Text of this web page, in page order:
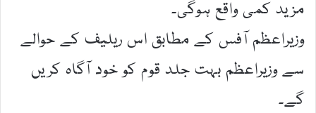
مزید کمی واقع ہوگی۔
وزیراعظم آفس کے مطابق اس ریلیف کے حوالے
سے وزیراعظم بہت جلد قوم کو خود آگاہ کریں
گے۔